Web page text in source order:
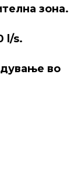
зона.
l/s.
во